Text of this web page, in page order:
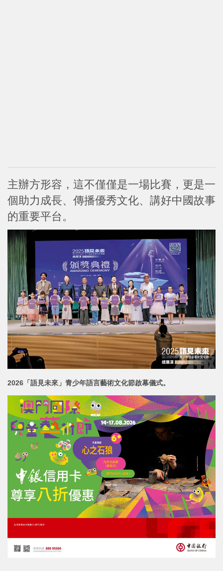
主辦方形容，這不僅僅是一場比賽，更是一
個助力成長、傳播優秀文化、講好中國故事
的重要平台。
2026「語見未來」青少年語言藝術文化節啟幕儀式。